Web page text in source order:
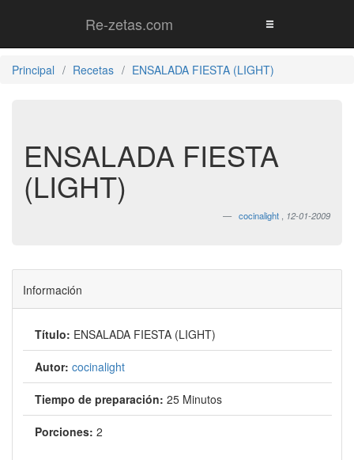
Re-zetas.com
Principal Recetas ENSALADA FIESTA (LIGHT)
ENSALADA FIESTA
(LIGHT)
cocinalight 12-01-2009
Información
Título: ENSALADA FIESTA (LIGHT)
Autor: cocinalight
Tiempo de preparación: 25 Minutos
Porciones: 2